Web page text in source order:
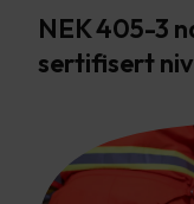
NEK 405-3
sertifisert